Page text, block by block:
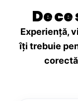
De ce
Experiență,
îți trebuie